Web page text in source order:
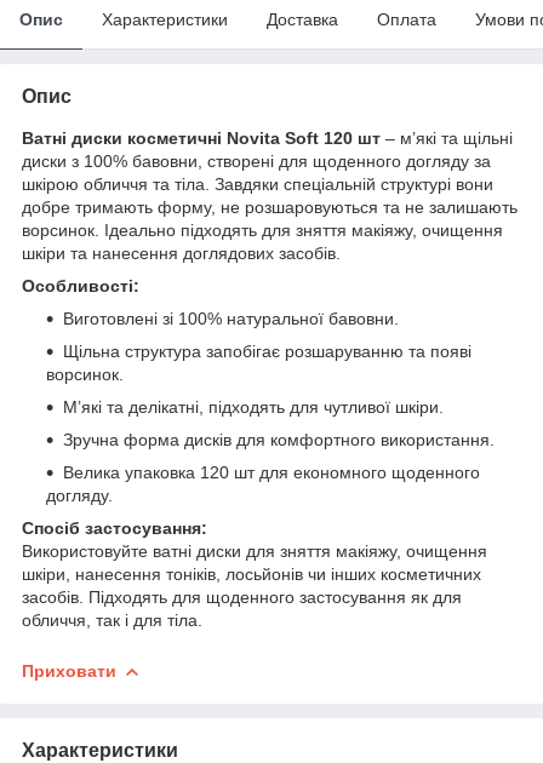
Опис Характеристики Доставка Оплата Умови
Опис
Ватні диски косметичні Novita Soft 120 шт – м’які та щільні
диски з 100% бавовни, створені для щоденного догляду за
шкірою обличчя та тіла. Завдяки спеціальній структурі вони
добре тримають форму, не розшаровуються та не залишають
ворсинок. Ідеально підходять для зняття макіяжу, очищення
шкіри та нанесення доглядових засобів.
Особливості:
Виготовлені зі 100% натуральної бавовни.
Щільна структура запобігає розшаруванню та появі
ворсинок.
М’які та делікатні, підходять для чутливої шкіри.
Зручна форма дисків для комфортного використання.
Велика упаковка 120 шт для економного щоденного
догляду.
Спосіб застосування:
Використовуйте ватні диски для зняття макіяжу, очищення
шкіри, нанесення тоніків, лосьйонів чи інших косметичних
засобів. Підходять для щоденного застосування як для
обличчя, так і для тіла.
Приховати
Характеристики